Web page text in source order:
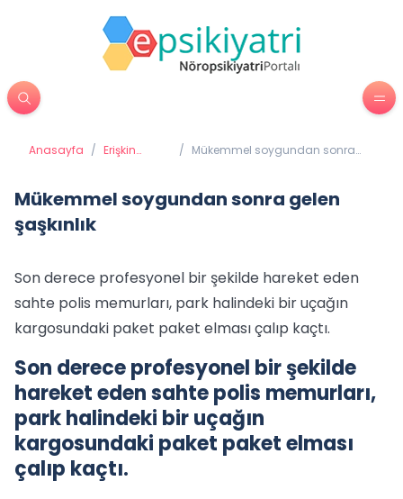
Anasayfa / Erişkin
/ Mükemmel soygundan sonra
Mükemmel soygundan sonra gelen
şaşkınlık
Son derece profesyonel bir şekilde hareket eden
sahte polis memurları, park halindeki bir uçağın
kargosundaki paket paket elması çalıp kaçtı.
Son derece profesyonel bir şekilde
hareket eden sahte polis memurları,
park halindeki bir uçağın
kargosundaki paket paket elması
çalıp kaçtı.